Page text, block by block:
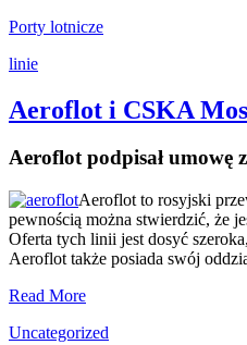
Porty lotnicze
linie
Aeroflot i CSKA
Aeroflot podpisał umowę
Aeroflot to rosyjski
pewnością można stwierdzić, że
Oferta tych linii jest dosyć
Aeroflot także posiada swój
Read MoreAeroflot
CSKA
Uncategorized